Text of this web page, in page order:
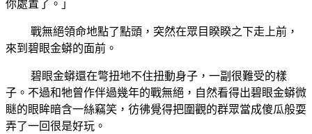
你處置了。」
戰無絕領命地點了點頭，突然在眾目睽睽之下走上前，
來到碧眼金蟒的面前。
碧眼金蟒還在彆扭地不住扭動身子，一副很難受的樣
子。不過和牠曾作伴過幾年的戰無絕，自然看得出碧眼金蟒微
瞇的眼眸暗含一絲竊笑，彷彿覺得把圍觀的群眾當成傻瓜般耍
弄了一回很是好玩。